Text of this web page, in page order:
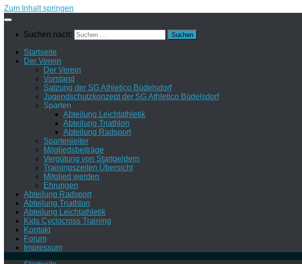
Zum Inhalt springen
Suchen nach:
Startseite
Der Verein
Der Verein
Vorstand
Satzung der SG Athletico Büdelsdorf
Jugendschutzkonzept der SG Athletico Büdelsdorf
Sparten
Abteilung Leichtathletik
Abteilung Triathlon
Abteilung Radsport
Spartenleiter
Mitgliedsbeiträge
Vergütung von Startgeldern
Trainingszeiten Übersicht
Mitglied werden
Ehrungen
Abteilung Radsport
Abteilung Triathlon
Abteilung Leichtathletik
Kids Cyclocross Training
Kontakt
Forum
Impressum